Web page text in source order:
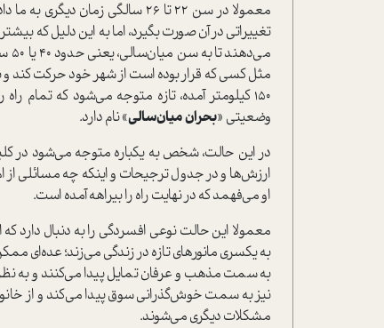
معمولا در سن ۲۲ تا ۲۶ سالگی
تغییراتی در آن صورت بگیرد، اما به این دلیل که
مثل کسی که قرار بوده است از شهر خود حرکت کند و
۱۵۰ کیلومتر آمده، تازه متوجه می‌شود که تمام
وضعیتی «بحران میان‌سالی» نام دارد.
در این حالت، شخص به یکباره متوجه می‌شود در
ارزش‌ها و در جدول ترجیحات و اینکه چه مسائلی از
او می‌فهمد که در نهایت راه را بیراهه آمده است.
معمولا این حالت نوعی افسردگی را به دنبال
به یکسری مانورهای تازه در زندگی می‌زند؛ عده‌ای
به سمت مذهب و عرفان تمایل پیدا می‌کنند و به نظر
نیز به سمت خوش‌گذرانی سوق پیدا می‌کند و از
مشکلات دیگری می‌شوند.